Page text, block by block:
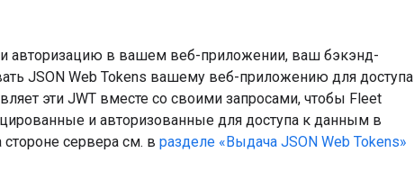
авторизацию в вашем веб-приложении, ваш бэкэнд-
JSON Web Tokens вашему веб-приложению для доступа
эти JWT вместе со своими запросами, чтобы Fleet
и авторизованные для доступа к данным в
сервера см. в разделе «Выдача JSON Web Tokens»